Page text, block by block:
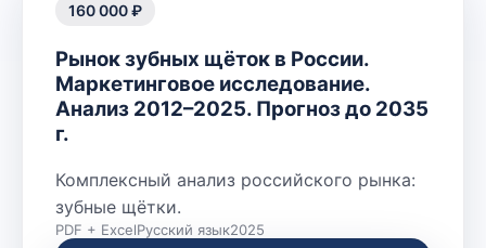
160 000 ₽
Рынок зубных щёток в России.
Маркетинговое исследование.
Анализ 2012–2025. Прогноз до 2035
г.
Комплексный анализ российского рынка:
зубные щётки.
PDF + ExcelРусский язык2025